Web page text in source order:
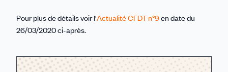
Pour plus de détails voir l'Actualité CFDT n°9en date du
26/03/2020 ci-après.